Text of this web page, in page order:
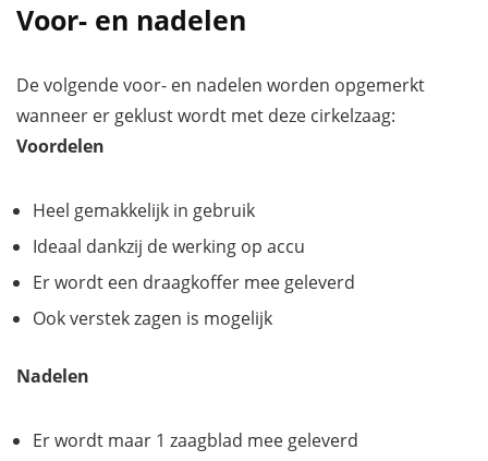
Voor- en nadelen
De volgende voor- en nadelen worden opgemerkt
wanneer er geklust wordt met deze cirkelzaag:
Voordelen
Heel gemakkelijk in gebruik
Ideaal dankzij de werking op accu
Er wordt een draagkoffer mee geleverd
Ook verstek zagen is mogelijk
Nadelen
Er wordt maar 1 zaagblad mee geleverd